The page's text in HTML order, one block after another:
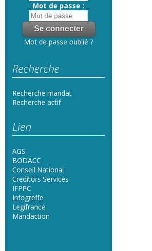
Mot de passe :
Mot de passe oublié ?
Recherche
Recherche mandat
Recherche actif
Lien
AGS
BODACC
Conseil National
Creditors Services
IFPPC
Infogreffe
Legifrance
Mandaction